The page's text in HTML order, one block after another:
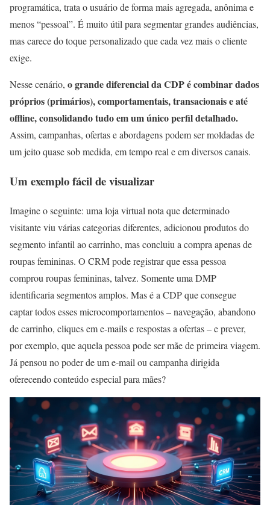
programática, trata o usuário de forma mais agregada, anônima e
menos “pessoal”. É muito útil para segmentar grandes audiências,
mas carece do toque personalizado que cada vez mais o cliente
exige.
Nesse cenário, o grande diferencial da CDP é combinar dados
próprios (primários), comportamentais, transacionais e até
offline, consolidando tudo em um único perfil detalhado.
Assim, campanhas, ofertas e abordagens podem ser moldadas de
um jeito quase sob medida, em tempo real e em diversos canais.
Um exemplo fácil de visualizar
Imagine o seguinte: uma loja virtual nota que determinado
visitante viu várias categorias diferentes, adicionou produtos do
segmento infantil ao carrinho, mas concluiu a compra apenas de
roupas femininas. O CRM pode registrar que essa pessoa
comprou roupas femininas, talvez. Somente uma DMP
identificaria segmentos amplos. Mas é a CDP que consegue
captar todos esses microcomportamentos – navegação, abandono
de carrinho, cliques em e-mails e respostas a ofertas – e prever,
por exemplo, que aquela pessoa pode ser mãe de primeira viagem.
Já pensou no poder de um e-mail ou campanha dirigida
oferecendo conteúdo especial para mães?